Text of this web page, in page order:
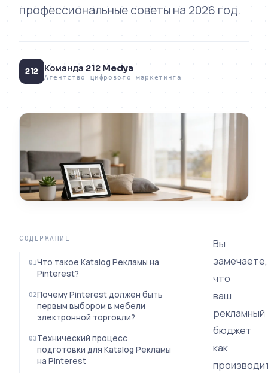
профессиональные советы на 2026 год.
212 Команда 212 Medya
Агентство цифрового маркетинга
СОДЕРЖАНИЕ
Что такое Кatalog Рекламы на
Pinterest?
Почему Pinterest должен быть
первым выбором в мебели
электронной торговли?
Технический процесс
подготовки для Кatalog Рекламы
на Pinterest
Вы
замечаете,
что
ваш
рекламный
бюджет
как